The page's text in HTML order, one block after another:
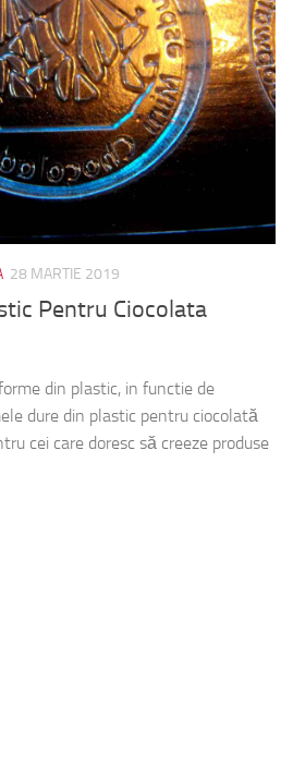
28 MARTIE 2019
Pentru Ciocolata
din plastic, in functie de
dure din plastic pentru ciocolată
cei care doresc să creeze produse